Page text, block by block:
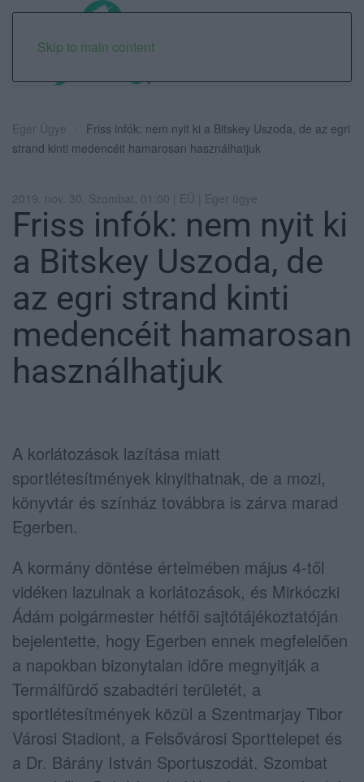
Skip to main content
Eger Ügye
Friss infók: nem nyit ki a Bitskey Uszoda, de az egri
strand kinti medencéit hamarosan használhatjuk
2019. nov. 30. Szombat, 01:00 | EÜ | Eger ügye
Friss infók: nem nyit ki
a Bitskey Uszoda, de
az egri strand kinti
medencéit hamarosan
használhatjuk
A korlátozások lazítása miatt
sportlétesítmények kinyithatnak, de a mozi,
könyvtár és színház továbbra is zárva marad
Egerben.
A kormány döntése értelmében május 4-től
vidéken lazulnak a korlátozások, és Mirkóczki
Ádám polgármester hétfői sajtótájékoztatóján
bejelentette, hogy Egerben ennek megfelelően
a napokban bizonytalan időre megnyitják a
Termálfürdő szabadtéri területét, a
sportlétesítmények közül a Szentmarjay Tibor
Városi Stadiont, a Felsővárosi Sporttelepet és
a Dr. Bárány István Sportuszodát. Szombat